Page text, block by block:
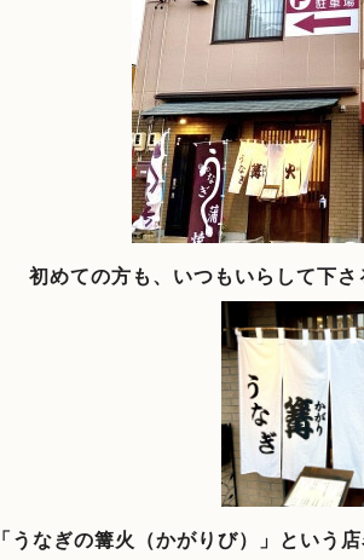
初めての方も、いつもいらして下
「うなぎの篝火（かがりび）」という